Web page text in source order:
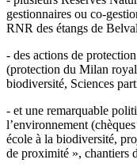
gestionnaires ou co-
RNR des étangs de
- des actions de
(protection du Milan
biodiversité, Sciences
- et une remarquable
l’environnement
école à la biodiversité,
de proximité », chantiers